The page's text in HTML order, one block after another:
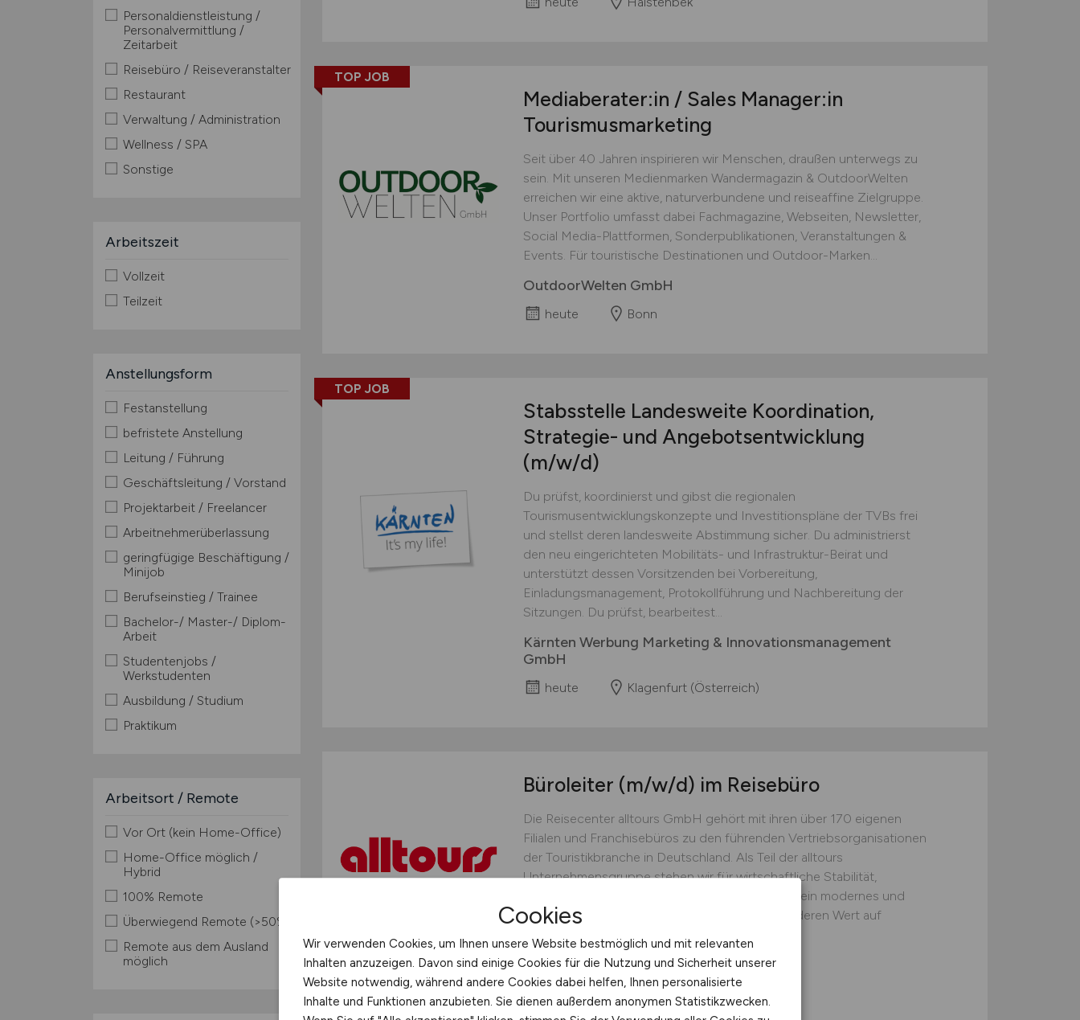
Personaldienstleistung /
Personalvermittlung /
Zeitarbeit
Reisebüro / Reiseveranstalter
Restaurant
Verwaltung / Administration
Wellness / SPA
Sonstige
Arbeitszeit
Vollzeit
Teilzeit
Anstellungsform
Festanstellung
befristete Anstellung
Leitung / Führung
Geschäftsleitung / Vorstand
Projektarbeit / Freelancer
Arbeitnehmerüberlassung
geringfügige Beschäftigung /
Minijob
Berufseinstieg / Trainee
Bachelor-/ Master-/ Diplom-
Arbeit
Studentenjobs /
Werkstudenten
Ausbildung / Studium
Praktikum
Arbeitsort / Remote
Vor Ort (kein Home-Office)
Home-Office möglich /
Hybrid
100% Remote
Überwiegend Remote (>50%)
Remote aus dem Ausland
möglich
TOP JOB
Mediaberater:in / Sales Manager:in
Tourismusmarketing
Seit über 40 Jahren inspirieren wir Menschen, draußen unterwegs zu
sein. Mit unseren Medienmarken Wandermagazin & OutdoorWelten
erreichen wir eine aktive, naturverbundene und reiseaffine Zielgruppe.
Unser Portfolio umfasst dabei Fachmagazine, Webseiten, Newsletter,
Social Media-Plattformen, Sonderpublikationen, Veranstaltungen &
Events. Für touristische Destinationen und Outdoor-Marken...
OutdoorWelten GmbH
heute Bonn
TOP JOB
Stabsstelle Landesweite Koordination,
Strategie- und Angebotsentwicklung
(m/w/d)
Du prüfst, koordinierst und gibst die regionalen
Tourismusentwicklungskonzepte und Investitionspläne der TVBs frei
und stellst deren landesweite Abstimmung sicher. Du administrierst
den neu eingerichteten Mobilitäts- und Infrastruktur-Beirat und
unterstützt dessen Vorsitzenden bei Vorbereitung,
Einladungsmanagement, Protokollführung und Nachbereitung der
Sitzungen. Du prüfst, bearbeitest...
Kärnten Werbung Marketing & Innovationsmanagement
GmbH
heute Klagenfurt (Österreich)
Büroleiter (m/w/d) im Reisebüro
Die Reisecenter alltours GmbH gehört mit ihren über 170 eigenen
Filialen und Franchisebüros zu den führenden Vertriebsorganisationen
der Touristikbranche in Deutschland. Als Teil der alltours
Unternehmensgruppe stehen wir für wirtschaftliche Stabilität,
Innovationskraft, nachhaltiges Wachstum sowie ein modernes und
familiäres Arbeitsumfeld. Dabei legen wir besonderen Wert auf
Reisecenter alltours GmbH
heute Ratingen
Cookies
Wir verwenden Cookies, um Ihnen unsere Website bestmöglich und mit relevanten
Inhalten anzuzeigen. Davon sind einige Cookies für die Nutzung und Sicherheit unserer
Website notwendig, während andere Cookies dabei helfen, Ihnen personalisierte
Inhalte und Funktionen anzubieten. Sie dienen außerdem anonymen Statistikzwecken.